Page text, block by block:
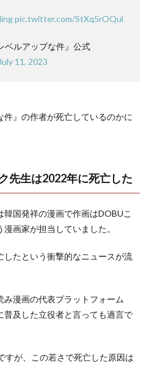
pic.twitter.com/StXq5rOQul
ベルアップな件』公式
July 11, 2023
件』の作者が死亡しているのかに
先生は2022年に死亡した
韓国発祥の漫画で作画はDOBUこ
画家が担当していました。
したという衝撃的なニュースが流
漫画の代表プラットフォーム
普及した立役者と言っても過言で
すが、この若さで死亡した原因は